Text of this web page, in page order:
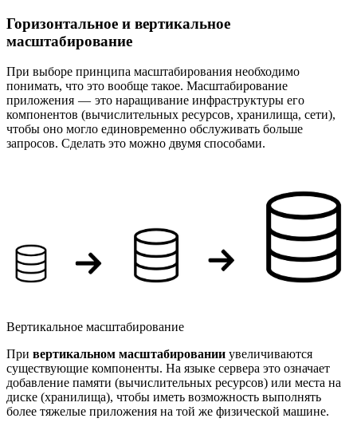
Горизонтальное и вертикальное
масштабирование
При выборе принципа масштабирования необходимо
понимать, что это вообще такое. Масштабирование
приложения — это наращивание инфраструктуры его
компонентов (вычислительных ресурсов, хранилища, сети),
чтобы оно могло единовременно обслуживать больше
запросов. Сделать это можно двумя способами.
Вертикальное масштабирование
При вертикальном масштабировании увеличиваются
существующие компоненты. На языке сервера это означает
добавление памяти (вычислительных ресурсов) или места на
диске (хранилища), чтобы иметь возможность выполнять
более тяжелые приложения на той же физической машине.